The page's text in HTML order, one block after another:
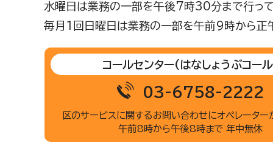
水曜日は業務の一部を午後7時30分まで行って
毎月1回日曜日は業務の一部を午前9時から正
コールセンター(はなしょうぶコー
03-6758-2222
区のサービスに関するお問い合わせにオペレーター
午前8時から午後8時まで 年中無休